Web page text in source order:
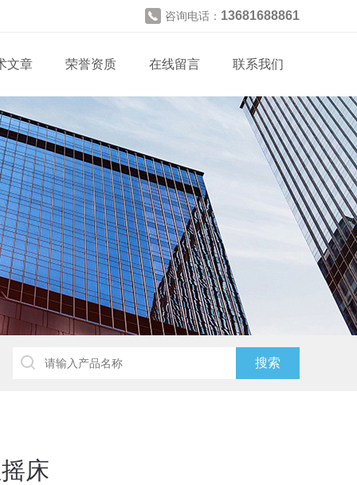
咨询电话： 13681688861
文章 荣誉资质 在线留言 联系我们
床